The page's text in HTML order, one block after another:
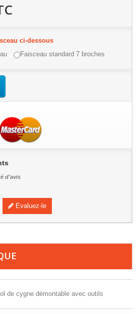
ci-dessous
Faisceau standard 7 broches
d'avis
Evaluez-le
de cygne démontable avec outils